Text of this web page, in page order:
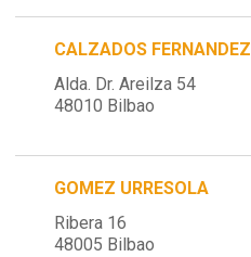
CALZADOS FERNANDEZ
Alda. Dr. Areilza 54
48010 Bilbao
GOMEZ URRESOLA
Ribera 16
48005 Bilbao